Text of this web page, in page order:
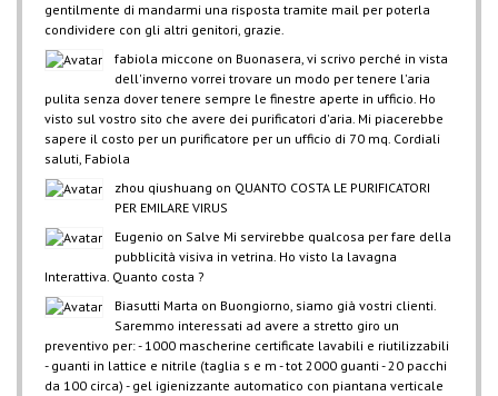
gentilmente di mandarmi una risposta tramite mail per poterla
condividere con gli altri genitori, grazie.
fabiola miccone on Buonasera, vi scrivo perché in vista
dell'inverno vorrei trovare un modo per tenere l'aria
pulita senza dover tenere sempre le finestre aperte in ufficio. Ho
visto sul vostro sito che avere dei purificatori d'aria. Mi piacerebbe
sapere il costo per un purificatore per un ufficio di 70 mq. Cordiali
saluti, Fabiola
zhou qiushuang on QUANTO COSTA LE PURIFICATORI
PER EMILARE VIRUS
Eugenio on Salve Mi servirebbe qualcosa per fare della
pubblicità visiva in vetrina. Ho visto la lavagna
Interattiva. Quanto costa ?
Biasutti Marta on Buongiorno, siamo già vostri clienti.
Saremmo interessati ad avere a stretto giro un
preventivo per: - 1000 mascherine certificate lavabili e riutilizzabili
- guanti in lattice e nitrile (taglia s e m - tot 2000 guanti - 20 pacchi
da 100 circa) - gel igienizzante automatico con piantana verticale